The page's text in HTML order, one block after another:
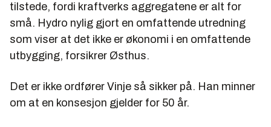
tilstede, fordi kraftverks aggregatene er alt for
små. Hydro nylig gjort en omfattende utredning
som viser at det ikke er økonomi i en omfattende
utbygging, forsikrer Østhus.
Det er ikke ordfører Vinje så sikker på. Han minner
om at en konsesjon gjelder for 50 år.